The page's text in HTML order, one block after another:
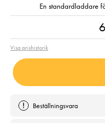
En standardladdare
Visa prishistorik
Beställningsvara